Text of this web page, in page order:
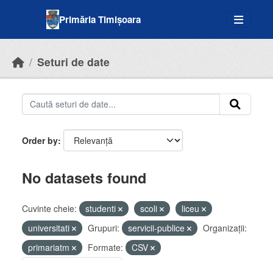
Primăria Timișoara
Seturi de date
Order by
No datasets found
Cuvinte cheie: studenti scoli
liceu
universitati
Grupuri: servicii-publice
Organizații:
primariatm
Formate:
CSV